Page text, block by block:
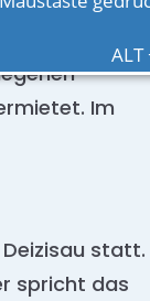
Im
statt.
spricht das